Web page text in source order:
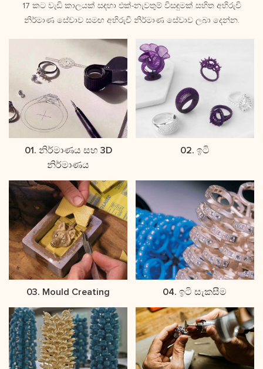
17 කට වැඩි කාලයක් සඳහා එක්-නැවතුම් විසඳුමක් සහිත අභිරුචි
නිර්මාණ සේවාව සමඟ අභිරුචි නිර්මාණ සේවාව ලබා දෙන්න.
01. නිර්මාණය සහ 3D
නිර්මාණය
02. ඉටි
03. Mould Creating 04. ඉටි සැකසීම